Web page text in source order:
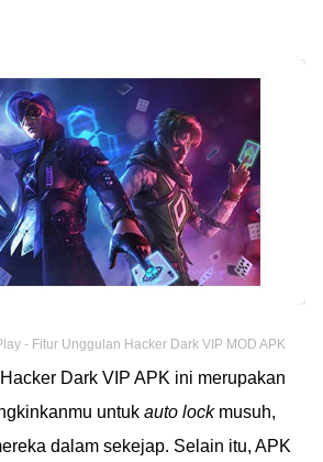
- Fitur Unggulan Hacker Dark VIP MOD APK
Dark VIP APK ini merupakan
untuk auto lockmusuh,
dalam sekejap. Selain itu, APK